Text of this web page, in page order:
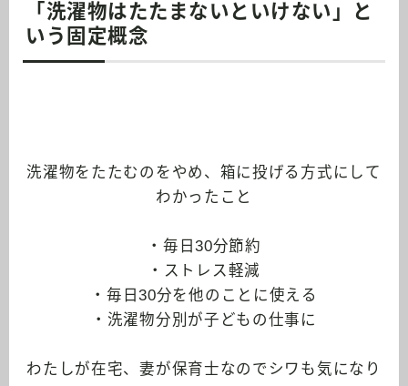
「洗濯物はたたまないといけない」と
いう固定概念
洗濯物をたたむのをやめ、箱に投げる方式にして
わかったこと
・毎日30分節約
・ストレス軽減
・毎日30分を他のことに使える
・洗濯物分別が子どもの仕事に
わたしが在宅、妻が保育士なのでシワも気になり